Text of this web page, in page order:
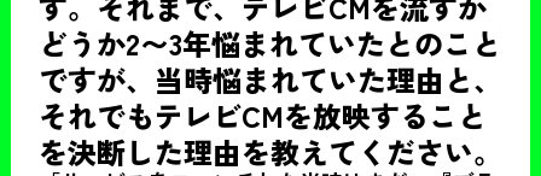
どうか2〜3年悩まれていたとのこと
ですが、当時悩まれていた理由と、
それでもテレビCMを放映すること
を決断した理由を教えてください。